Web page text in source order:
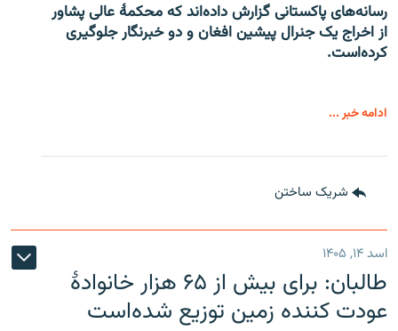
رسانه‌های پاکستانی گزارش داده‌اند که محکمۀ عالی پشاور
از اخراج یک جنرال پیشین افغان و دو خبرنگار جلوگیری
کرده‌است.
ادامه خبر ...
شریک ساختن
اسد ۱۴, ۱۴۰۵
طالبان: برای بیش از ۶۵ هزار خانوادۀ
عودت کننده زمین توزیع شده‌است